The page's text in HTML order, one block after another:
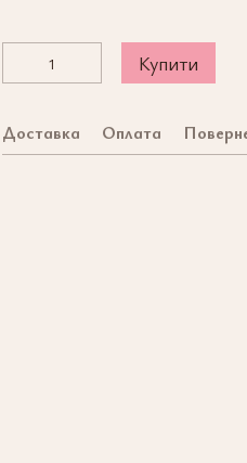
Купити
Доставка Оплата